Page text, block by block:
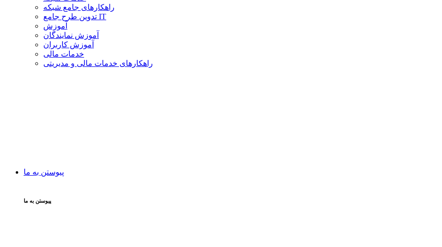
راهکارهای جامع شبکه
تدوین طرح جامع IT
آموزش
آموزش نمایندگان
آموزش کاربران
خدمات مالی
راهکارهای خدمات مالی و مدیریتی
پیوستن به ما
پیوستن به ما